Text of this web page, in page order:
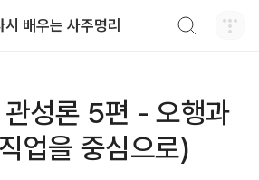
시 배우는 사주명리
성론 5편 - 오행과
업을 중심으로)